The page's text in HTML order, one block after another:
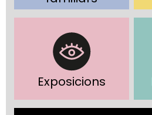
Exposicions